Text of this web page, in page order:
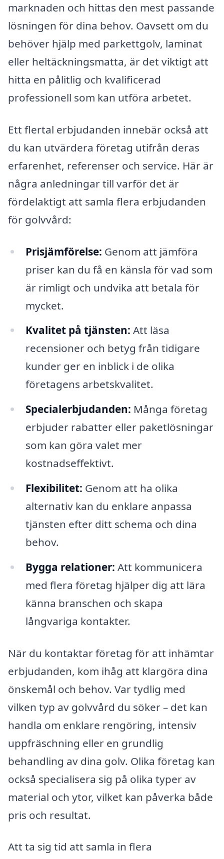
marknaden och hittas den mest passande
lösningen för dina behov. Oavsett om du
behöver hjälp med parkettgolv, laminat
eller heltäckningsmatta, är det viktigt att
hitta en pålitlig och kvalificerad
professionell som kan utföra arbetet.
Ett flertal erbjudanden innebär också att
du kan utvärdera företag utifrån deras
erfarenhet, referenser och service. Här är
några anledningar till varför det är
fördelaktigt att samla flera erbjudanden
för golvvård:
Prisjämförelse: Genom att jämföra
priser kan du få en känsla för vad som
är rimligt och undvika att betala för
mycket.
Kvalitet på tjänsten: Att läsa
recensioner och betyg från tidigare
kunder ger en inblick i de olika
företagens arbetskvalitet.
Specialerbjudanden: Många företag
erbjuder rabatter eller paketlösningar
som kan göra valet mer
kostnadseffektivt.
Flexibilitet: Genom att ha olika
alternativ kan du enklare anpassa
tjänsten efter ditt schema och dina
behov.
Bygga relationer: Att kommunicera
med flera företag hjälper dig att lära
känna branschen och skapa
långvariga kontakter.
När du kontaktar företag för att inhämtar
erbjudanden, kom ihåg att klargöra dina
önskemål och behov. Var tydlig med
vilken typ av golvvård du söker – det kan
handla om enklare rengöring, intensiv
uppfräschning eller en grundlig
behandling av dina golv. Olika företag kan
också specialisera sig på olika typer av
material och ytor, vilket kan påverka både
pris och resultat.
Att ta sig tid att samla in flera